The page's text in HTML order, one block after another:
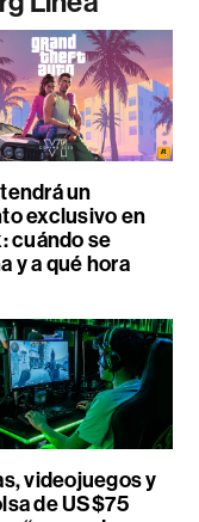
un
exclusivo en
cuándo se
y a qué hora
videojuegos y
de US$75